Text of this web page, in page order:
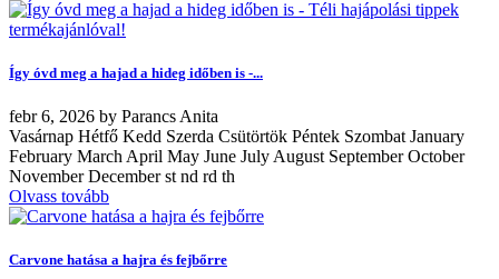
Így óvd meg a hajad a hideg időben is -...
febr6, 2026 by Parancs Anita
Vasárnap Hétfő Kedd Szerda Csütörtök Péntek Szombat January
February March April May June July August September October
November December st nd rd th
Olvass tovább
Carvone hatása a hajra és fejbőrre